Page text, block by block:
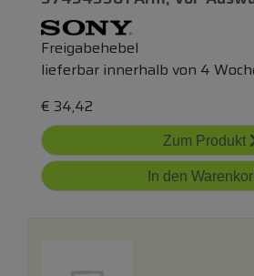
Freigabehebel
lieferbar innerhalb von 4
€ 34,42
Zum Produkt
In den